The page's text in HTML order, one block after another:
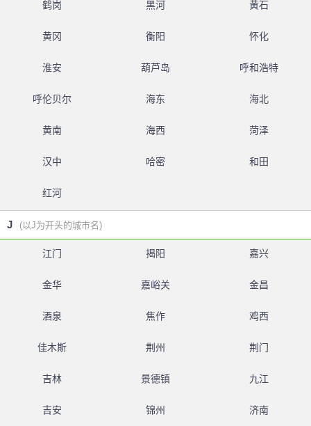
鹤岗 黑河 黄石
黄冈 衡阳 怀化
淮安 葫芦岛 呼和浩特
呼伦贝尔 海东 海北
黄南 海西 菏泽
汉中 哈密 和田
红河
J (以J为开头的城市名)
江门 揭阳 嘉兴
金华 嘉峪关 金昌
酒泉 焦作 鸡西
佳木斯 荆州 荆门
吉林 景德镇 九江
吉安 锦州 济南